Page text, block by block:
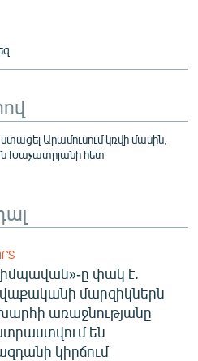
Արամուսում կռվի մասին,
Խաչատրյանի հետ
ը փակ է.
մարզիկներն
առաջնությանը
են
կիրճում